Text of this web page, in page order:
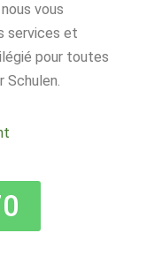
vous
services et
pour toutes
Schulen.